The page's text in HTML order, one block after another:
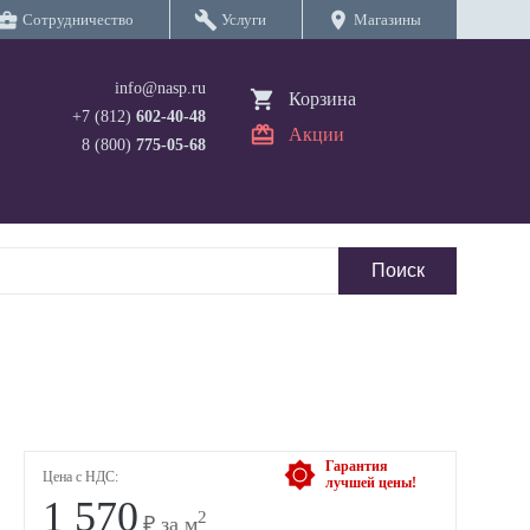
Сотрудничество build Услуги location_on Магазины
info@nasp.ru
+7 (812) 602-40-48
8 (800) 775-05-68
Корзина
Акции
Гарантия
лучшей цены!
Цена с НДС:
1 570 ₽ за м2